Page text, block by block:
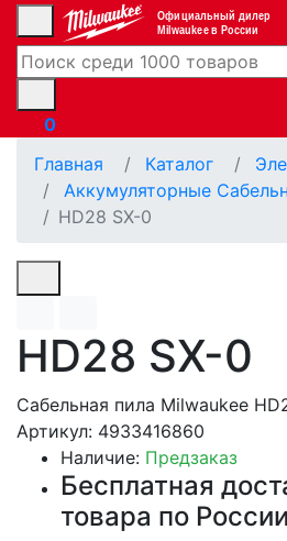
Официальный дилер
Milwaukee в России
0
Главная
Каталог
Аккумуляторные
HD28 SX-0
HD28 SX-0
Сабельная пила Milwaukee
Артикул: 4933416860
Наличие: Предзаказ
Бесплатная
товара по России